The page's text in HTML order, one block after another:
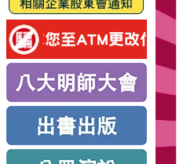
思
路